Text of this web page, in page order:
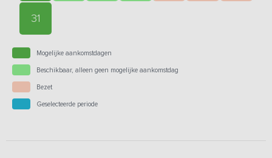
31
Mogelijke aankomstdagen
Beschikbaar, alleen geen mogelijke aankomstdag
Bezet
Geselecteerde periode